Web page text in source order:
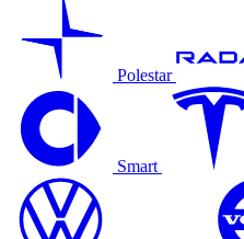
Polestar
Smart